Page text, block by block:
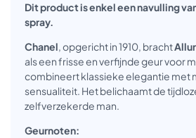
Dit product is enkel een navulling
spray.
Chanel, opgericht in 1910, bracht
als een frisse en verfijnde geur voor
combineert klassieke elegantie met
sensualiteit. Het belichaamt de
zelfverzekerde man.
Geurnoten: